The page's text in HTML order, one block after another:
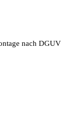
nach DGUV